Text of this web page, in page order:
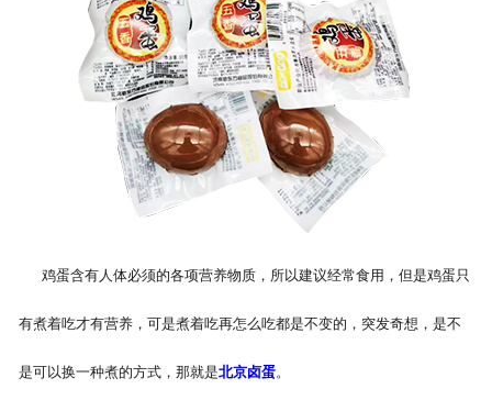
关于新东方
加入新东方
联系我们
鸡蛋含有人体必须的各项营养物质，所以建议经常食用，但是鸡蛋只
有煮着吃才有营养，可是煮着吃再怎么吃都是不变的，突发奇想，是不
是可以换一种煮的方式，那就是北京卤蛋。